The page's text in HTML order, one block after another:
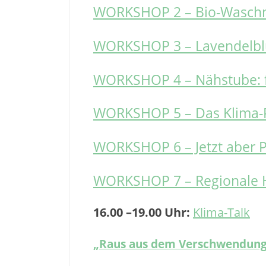
WORKSHOP 2 – Bio-
WORKSHOP 3 –
WORKSHOP 4 –
WORKSHOP 5 – Das
WORKSHOP 6 – Jetzt aber
WORKSHOP 7 –
16.00 –19.00 Uhr: Klima-Talk
„Raus aus dem